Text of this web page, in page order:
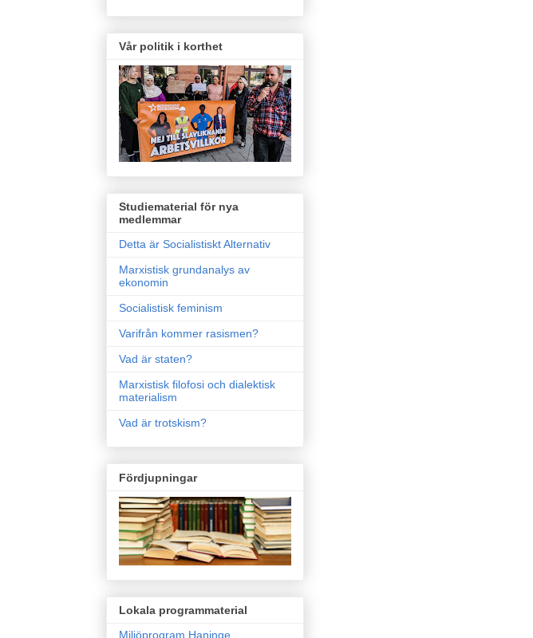
Vår politik i korthet
Studiematerial för nya
medlemmar
Detta är Socialistiskt Alternativ
Marxistisk grundanalys av
ekonomin
Socialistisk feminism
Varifrån kommer rasismen?
Vad är staten?
Marxistisk filofosi och dialektisk
materialism
Vad är trotskism?
Fördjupningar
Lokala programmaterial
Miljöprogram Haninge